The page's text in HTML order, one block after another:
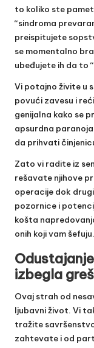
to koliko ste
“sindroma
preispitujete
se momentalno
ubeđujete ih da to
Vi potajno živite u
povući zavesu i
genijalna kako se
apsurdna
da prihvati
Zato vi radite iz
rešavate njihove
operacije dok
pozornice i
košta
onih koji vam šefuju.
izbegla
Ovaj strah od
ljubavni život. Vi
tražite
zahtevate i od